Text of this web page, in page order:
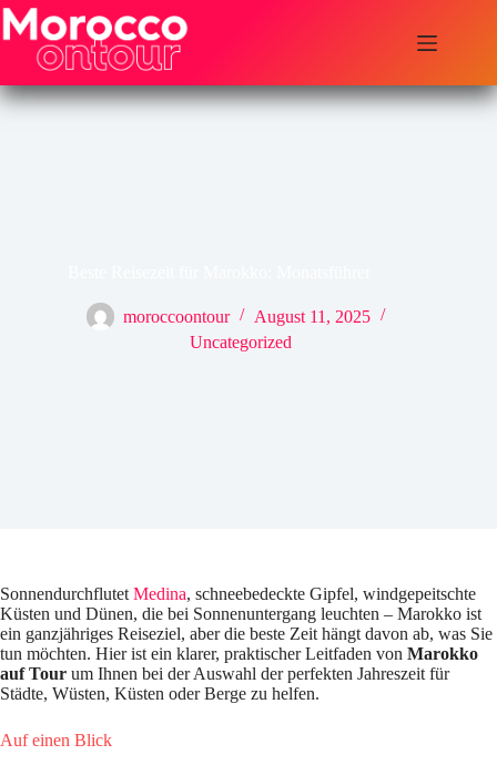
Zum
Inhalt
springen
moroccoontour
August 11, 2025
Uncategorized
Sonnendurchflutet Medina, schneebedeckte Gipfel, windgepeitschte
Küsten und Dünen, die bei Sonnenuntergang leuchten – Marokko ist
ein ganzjähriges Reiseziel, aber die beste Zeit hängt davon ab, was Sie
tun möchten. Hier ist ein klarer, praktischer Leitfaden von Marokko
auf Tour um Ihnen bei der Auswahl der perfekten Jahreszeit für
Städte, Wüsten, Küsten oder Berge zu helfen.
Auf einen Blick